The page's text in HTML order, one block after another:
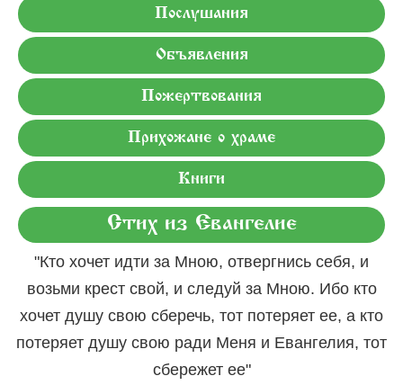
Послушания
Объявления
Пожертвования
Прихожане о храме
Книги
Стих из Евангелие
"Кто хочет идти за Мною, отвергнись себя, и
возьми крест свой, и следуй за Мною. Ибо кто
хочет душу свою сберечь, тот потеряет ее, а кто
потеряет душу свою ради Меня и Евангелия, тот
сбережет ее"